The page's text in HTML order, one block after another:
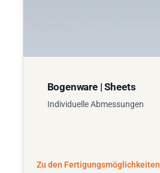
Bogenware | Sheets
Individuelle Abmessungen
Zu den Fertigungsmöglichkeiten